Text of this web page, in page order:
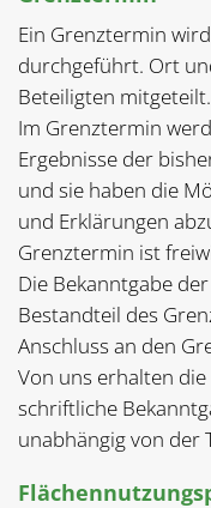
Ein Grenztermin
durchgeführt. Ort
Beteiligten mitgeteilt.
Im Grenztermin
Ergebnisse der
und sie haben die
und Erklärungen
Grenztermin ist
Die Bekanntgabe
Bestandteil des
Anschluss an den
Von uns erhalten
schriftliche
unabhängig von der